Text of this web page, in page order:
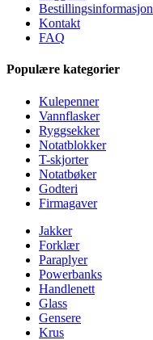
Bestillingsinformasjon
Kontakt
FAQ
Populære kategorier
Kulepenner
Vannflasker
Ryggsekker
Notatblokker
T-skjorter
Notatbøker
Godteri
Firmagaver
Jakker
Forklær
Paraplyer
Powerbanks
Handlenett
Glass
Gensere
Krus